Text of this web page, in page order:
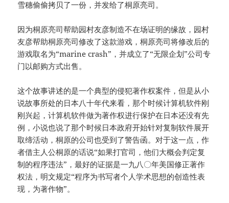
雪穗偷偷拷贝了一份，并发给了桐原亮司。
因为桐原亮司帮助园村友彦制造不在场证明的缘故，园村
友彦帮助桐原亮司修改了这款游戏，桐原亮司将修改后的
游戏取名为“marine crash”，并成立了“无限企划”公司专
门以邮购方式出售。
这个故事讲述的是一个典型的侵犯著作权案件，但是从小
说故事所处的日本八十年代来看，那个时候计算机软件刚
刚兴起，计算机软件做为著作权进行保护在日本还没有先
例，小说也说了那个时候日本政府开始针对复制软件展开
取缔活动，桐原的公司也受到了警告函。对于这一点，作
者借主人公桐原的话说“如果打官司，他们大概会判定复
制的程序违法”，最好的证据是一九八〇年美国修正著作
权法，明文规定“程序为书写者个人学术思想的创造性表
现，为著作物”。